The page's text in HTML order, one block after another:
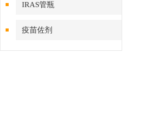
IRAS管瓶
疫苗佐剂